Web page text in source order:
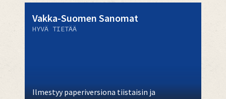
Vakka-Suomen Sanomat
HYVÄ TIETÄÄ
Ilmestyy paperiversiona tiistaisin ja